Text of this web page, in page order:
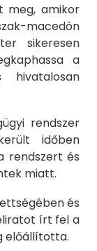
meg, amikor
macedón
sikeresen
a
hivatalosan
rendszer
időben
rendszert és
miatt.
és
írt fel a
előállította.